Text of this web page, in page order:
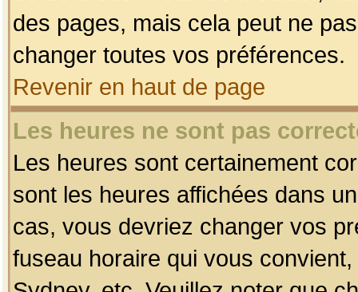
des pages, mais cela peut ne
changer toutes vos préférences.
Revenir en haut de page
Les heures ne sont pas
Les heures sont certainement
sont les heures affichées dans
cas, vous devriez changer vos
fuseau horaire qui vous